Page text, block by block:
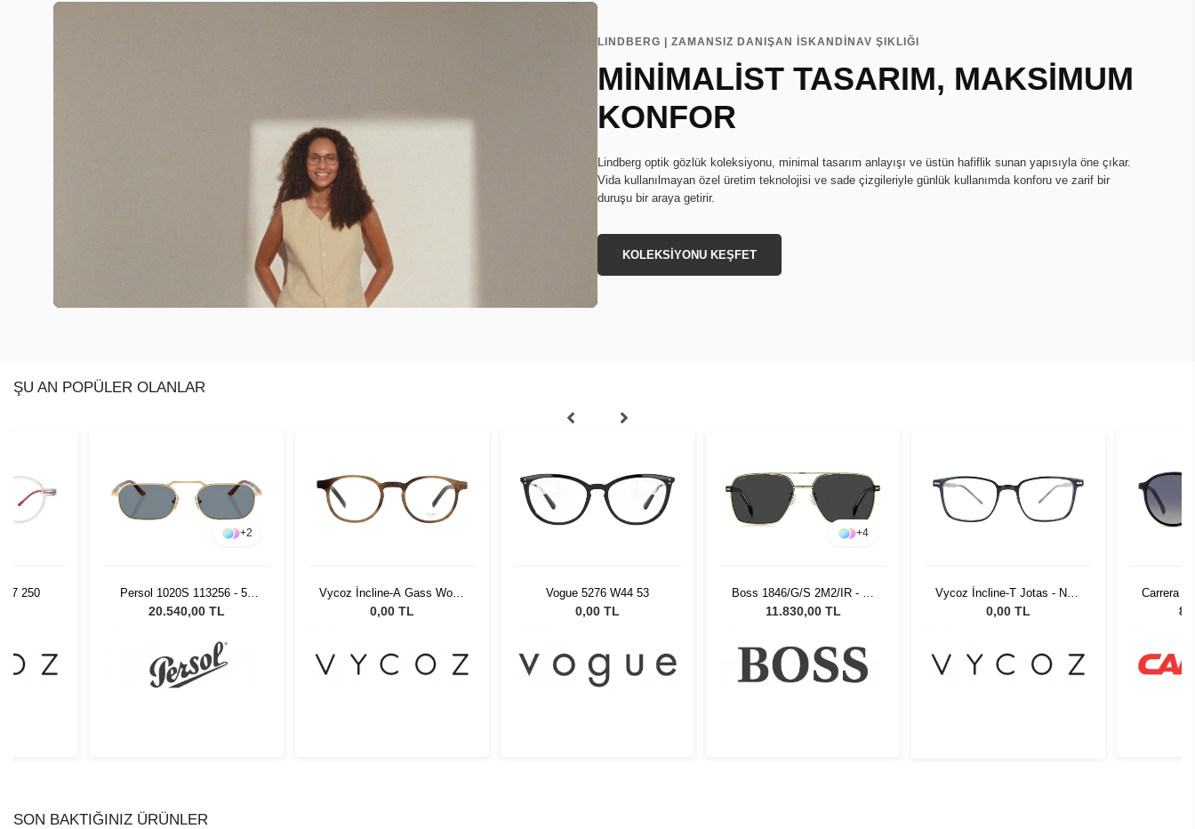
LINDBERG | ZAMANSIZ DANIŞAN İSKANDİNAV ŞIKLIĞI
MİNİMALİST TASARIM, MAKSİMUM
KONFOR
Lindberg optik gözlük koleksiyonu, minimal tasarım anlayışı ve üstün hafiflik sunan yapısıyla öne çıkar.
Vida kullanılmayan özel üretim teknolojisi ve sade çizgileriyle günlük kullanımda konforu ve zarif bir
duruşu bir araya getirir.
KOLEKSİYONU KEŞFET
ŞU AN POPÜLER OLANLAR
57 250
+2
Persol 1020S 113256 - 57
Erkek Güneş Gözlüğü
20.540,00 TL
Vycoz İncline-A Gass Wood
48-22 54139
0,00 TL
Vogue 5276 W44 53
0,00 TL
+4
Boss 1846/G/S 2M2/IR - 58
Unisex Güneş Gözlüğü
11.830,00 TL
Vycoz İncline-T Jotas - New
HAV 50-20 144
0,00 TL
Carrera
- 52
SON BAKTIĞINIZ ÜRÜNLER